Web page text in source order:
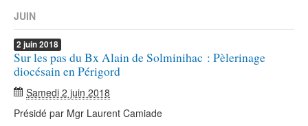
JUIN
2 juin2018
Sur les pas du Bx Alain de Solminihac : Pèlerinage
diocésain en Périgord
Samedi 2 juin 2018
Présidé par Mgr Laurent Camiade